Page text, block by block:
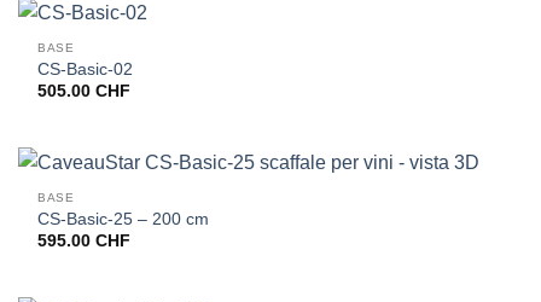
BASE
CS-Basic-02
505.00CHF
BASE
CS-Basic-25 – 200 cm
595.00CHF